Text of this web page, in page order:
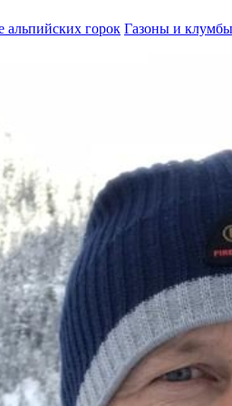
альпийских горок Газоны и клумбы